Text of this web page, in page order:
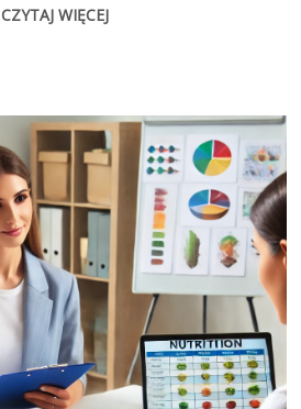
CZYTAJ WIĘCEJ